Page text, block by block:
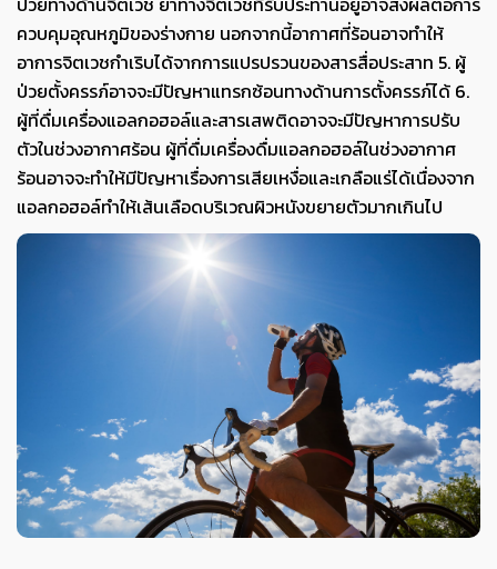
ควบคุมอุณหภูมิของร่างกาย นอกจากนี้อากาศที่ร้อนอาจทำให้
อาการจิตเวชกำเริบได้จากการแปรปรวนของสารสื่อประสาท 5. ผู้
ป่วยตั้งครรภ์อาจจะมีปัญหาแทรกซ้อนทางด้านการตั้งครรภ์ได้ 6.
ผู้ที่ดื่มเครื่องแอลกอฮอล์และสารเสพติดอาจจะมีปัญหาการปรับ
ตัวในช่วงอากาศร้อน ผู้ที่ดื่มเครื่องดื่มแอลกอฮอล์ในช่วงอากาศ
ร้อนอาจจะทำให้มีปัญหาเรื่องการเสียเหงื่อและเกลือแร่ได้เนื่องจาก
แอลกอฮอล์ทำให้เส้นเลือดบริเวณผิวหนังขยายตัวมากเกินไป